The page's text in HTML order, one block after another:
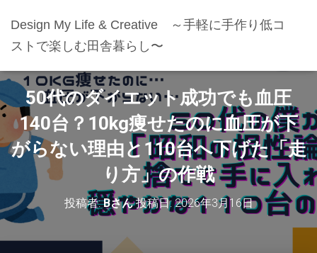
Design My Life & Creative ～手軽に手作り低コ
ストで楽しむ田舎暮らし〜
50代のダイエット成功でも血圧
140台？10kg痩せたのに血圧が下
がらない理由と110台へ下げた「走
り方」の作戦
投稿者:Bさん投稿日:2026年3月16日